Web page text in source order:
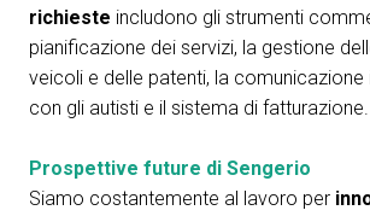
richieste includono gli strumenti
pianificazione dei servizi, la gestione
veicoli e delle patenti, la comunicazione
con gli autisti e il sistema di fatturazione.
Prospettive future di Sengerio
Siamo costantemente al lavoro per